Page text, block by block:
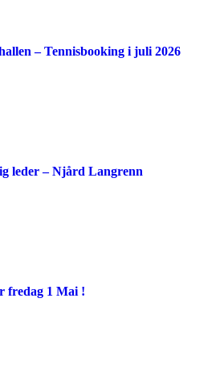
– Tennisbooking i juli 2026
leder – Njård Langrenn
fredag 1 Mai !